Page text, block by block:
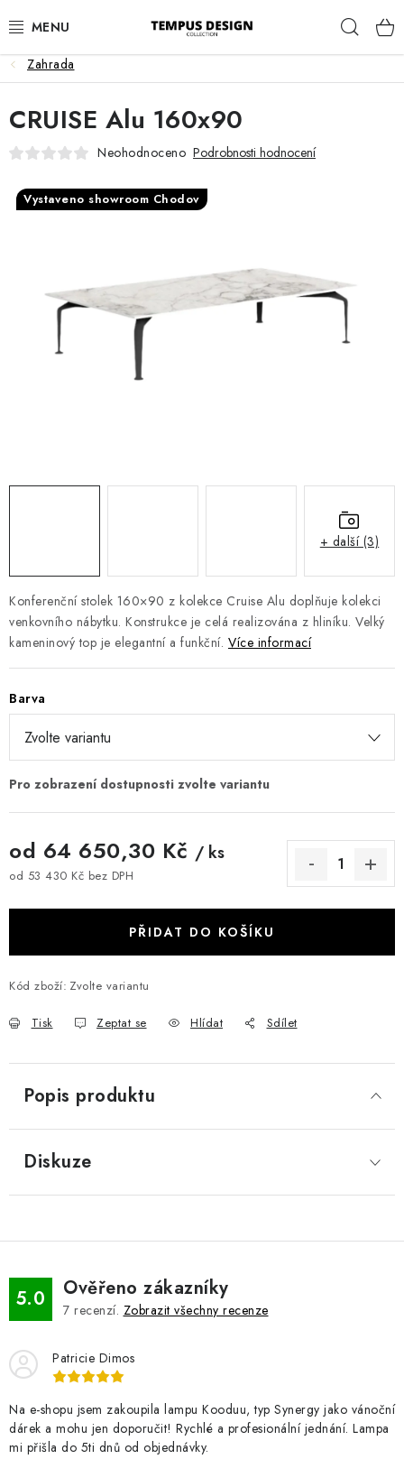
na
KUCHYNĚ A JÍDELNA
ZAHRADA
Zahrada
Konferenční stolek 160×90 z kolekce Cruise Alu doplňuje kolekci
venkovního nábytku. Konstrukce je celá realizována z hliníku. Velký
kameninový top je elegantní a funkční. Více informací
Barva
od 64 650,30 Kč / ks
od 53 430 Kč bez DPH
PŘIDAT DO KOŠÍKU
Kód zboží: Zvolte variantu
Tisk Zeptat se Hlídat Sdílet
CRUISE Alu 160x90
Neohodnoceno Podrobnosti hodnocení
Vystaveno showroom Chodov
+ další (3)
Popis produktu
Diskuze
5.0 Ověřeno zákazníky
7 recenzí. Zobrazit všechny recenze
Patricie Dimos
Na e-shopu jsem zakoupila lampu Kooduu, typ Synergy jako vánoční
dárek a mohu jen doporučit! Rychlé a profesionální jednání. Lampa
mi přišla do 5ti dnů od objednávky.